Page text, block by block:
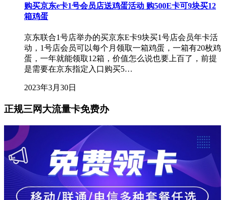
购买京东e卡1号会员店送鸡蛋活动 购500E卡可9块买12
箱鸡蛋
京东联合1号店举办的买京东E卡9块买1号店会员年卡活
动，1号店会员可以每个月领取一箱鸡蛋，一箱有20枚鸡
蛋，一年就能领取12箱，价值怎么说也要上百了，前提
是需要在京东指定入口购买5…
2023年3月30日
正规三网大流量卡免费办